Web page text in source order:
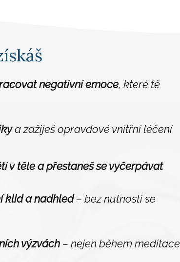
negativní emoce, které tě
a zažiješ opravdové vnitřní léčení
v těle a přestaneš se vyčerpávat
klid a nadhled– bez nutnosti se
výzvách – nejen během meditace